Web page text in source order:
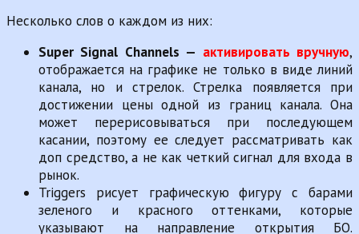
Несколько слов о каждом из них:
Super Signal Channels — активировать вручную,
отображается на графике не только в виде линий
канала, но и стрелок. Стрелка появляется при
достижении цены одной из границ канала. Она
может перерисовываться при последующем
касании, поэтому ее следует рассматривать как
доп средство, а не как четкий сигнал для входа в
рынок.
Triggers рисует графическую фигуру с барами
зеленого и красного оттенками, которые
указывают на направление открытия БО.